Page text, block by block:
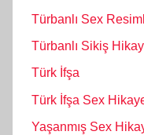
Türbanlı Sex
Türbanlı Sikiş
Türk İfşa
Türk İfşa Sex
Yaşanmış Sex